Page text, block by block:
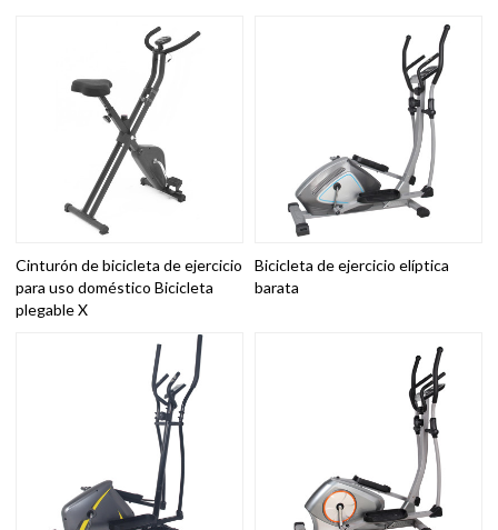
Cinturón de bicicleta de ejercicio
para uso doméstico Bicicleta
plegable X
Bicicleta de ejercicio elíptica
barata